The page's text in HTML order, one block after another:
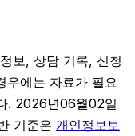
보, 상담 기록, 신청
우에는 자료가 필요
. 2026년06월02일
기준은 개인정보보